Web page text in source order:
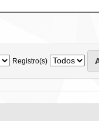
Registro(s)